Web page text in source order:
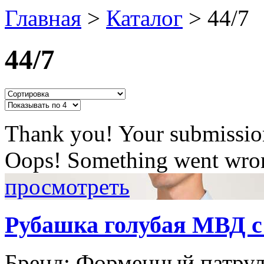
Главная > Каталог > 44/7
44/7
Thank you! Your
Oops! Something went
просмотреть
Рубашка голубая МВД